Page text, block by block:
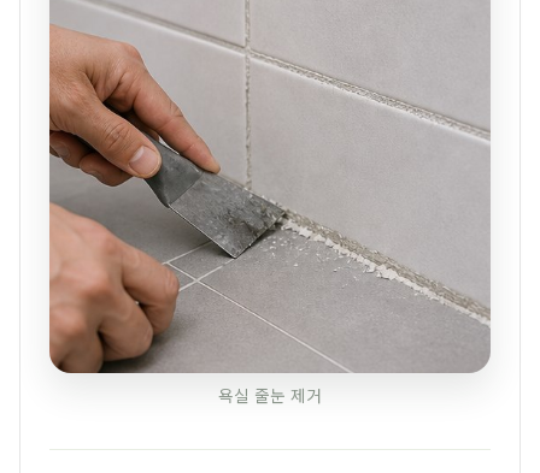
욕실 줄눈 제거